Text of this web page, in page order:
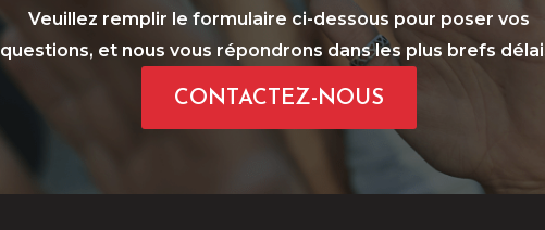
Veuillez remplir le formulaire ci-dessous pour poser vos
questions, et nous vous répondrons dans les plus brefs
CONTACTEZ-NOUS